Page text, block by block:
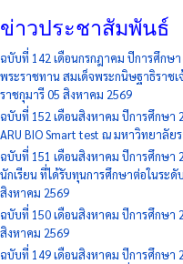
ข่าวประชาสัมพันธ์
ฉบับที่ 142 เดือนกรกฎาคม ปีการศึกษ
พระราชทาน สมเด็จพระกนิษฐาธิราช
ราชกุมารี05 สิงหาคม 2569
ฉบับที่ 152 เดือนสิงหาคม ปีการศึกษา
ARU BIO Smart test ณ มหาวิทยาลัย
ฉบับที่ 151 เดือนสิงหาคม ปีการศึกษ
นักเรียน ที่ได้รับทุนการศึกษาต่อในร
สิงหาคม 2569
ฉบับที่ 150 เดือนสิงหาคม ปีการศึกษา
สิงหาคม 2569
ฉบับที่ 149 เดือนสิงหาคม ปีการศึกษา